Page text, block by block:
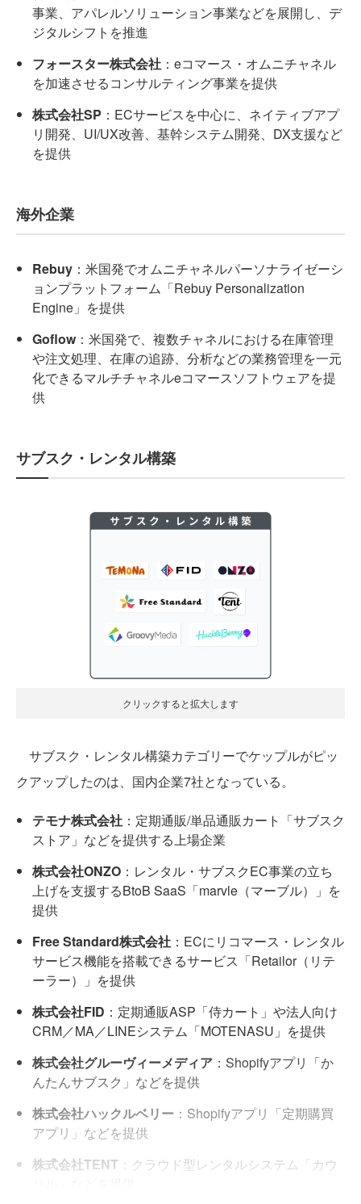
事業、アパレルソリューション事業などを展開し、デ
ジタルシフトを推進
フォースター株式会社 ：eコマース・オムニチャネル
を加速させるコンサルティング事業を提供
株式会社SP ：ECサービスを中心に、ネイティブアプ
リ開発、UI/UX改善、基幹システム開発、DX支援など
を提供
海外企業
Rebuy ：米国発でオムニチャネルパーソナライゼーシ
ョンプラットフォーム「Rebuy Personalization
Engine」を提供
Goflow ：米国発で、複数チャネルにおける在庫管理
や注文処理、在庫の追跡、分析などの業務管理を一元
化できるマルチチャネルeコマースソフトウェアを提
供
サブスク・レンタル構築
クリックすると拡大します
サブスク・レンタル構築カテゴリーでケップルがピッ
クアップしたのは、国内企業7社となっている。
テモナ株式会社 ：定期通販/単品通販カート「サブスク
ストア」などを提供する上場企業
株式会社ONZO ：レンタル・サブスクEC事業の立ち
上げを支援するBtoB SaaS「marvle（マーブル）」を
提供
Free Standard株式会社 ：ECにリコマース・レンタル
サービス機能を搭載できるサービス「Retailor（リテ
ーラー）」を提供
株式会社FID ：定期通販ASP「侍カート」や法人向け
CRM／MA／LINEシステム「MOTENASU」を提供
株式会社グルーヴィーメディア ：Shopifyアプリ「か
んたんサブスク」などを提供
株式会社ハックルベリー ：Shopifyアプリ「定期購買
アプリ」などを提供
株式会社TENT ：クラウド型レンタルシステム「カウ